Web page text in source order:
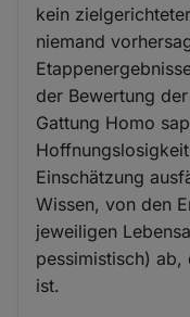
kein
niemand
der Bewertung
Gattung Homo
Einschätzung
Wissen, von den
jeweiligen
pessimistisch)
ist.